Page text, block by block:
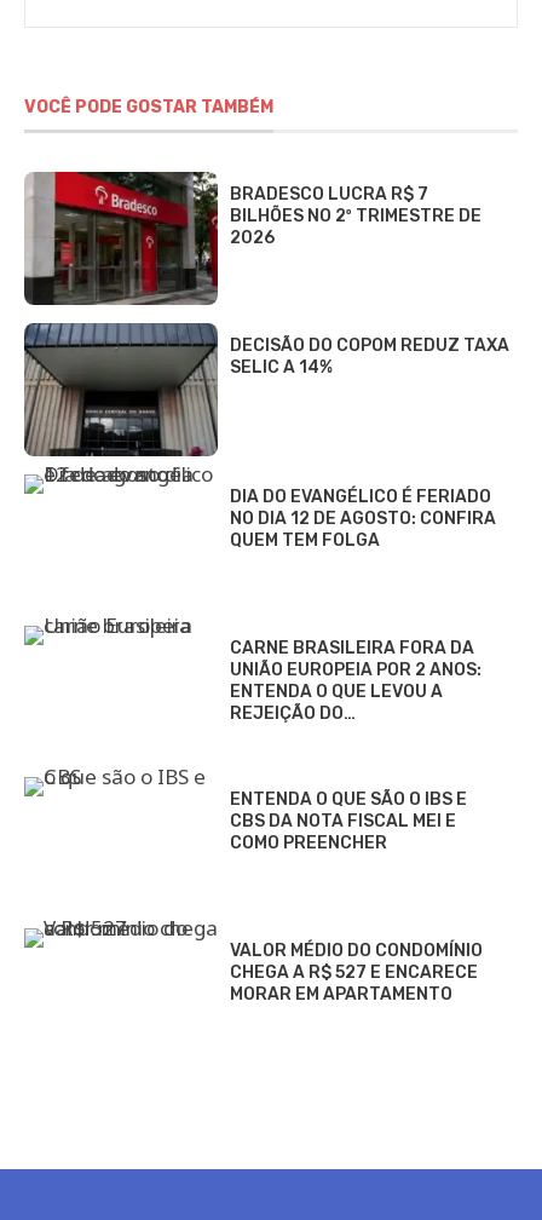
VOCÊ PODE GOSTAR TAMBÉM
BRADESCO LUCRA R$ 7
BILHÕES NO 2º TRIMESTRE DE
2026
DECISÃO DO COPOM REDUZ TAXA
SELIC A 14%
DIA DO EVANGÉLICO É FERIADO
NO DIA 12 DE AGOSTO: CONFIRA
QUEM TEM FOLGA
CARNE BRASILEIRA FORA DA
UNIÃO EUROPEIA POR 2 ANOS:
ENTENDA O QUE LEVOU A
REJEIÇÃO DO…
ENTENDA O QUE SÃO O IBS E
CBS DA NOTA FISCAL MEI E
COMO PREENCHER
VALOR MÉDIO DO CONDOMÍNIO
CHEGA A R$ 527 E ENCARECE
MORAR EM APARTAMENTO